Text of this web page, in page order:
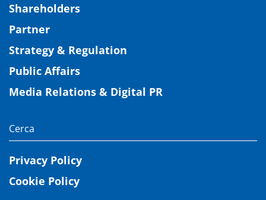
Shareholders
Partner
Strategy & Regulation
Public Affairs
Media Relations & Digital PR
Privacy Policy
Cookie Policy